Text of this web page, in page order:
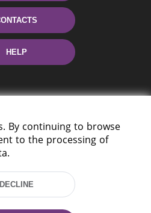
HELP
37
06
By continuing to browse
to the processing of
DECLINE